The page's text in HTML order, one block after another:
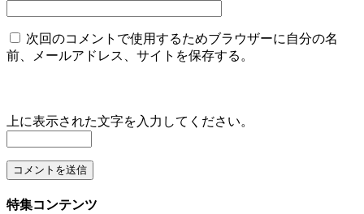
次回のコメントで使用するためブラウザーに自分の名
前、メールアドレス、サイトを保存する。
上に表示された文字を入力してください。
特集コンテンツ